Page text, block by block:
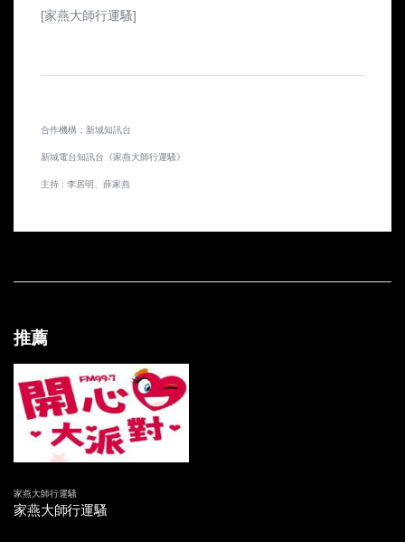
20170610 以後唔會再俾人蝦嘅tips
20170527 唔要俾人蝦!
20170520 再三廚房廁所大吉祥
20170513 家居廁所及廚房行運大吉祥
20170422 恭喜老爺 賀喜夫人 新人結婚須知
20170415 究竟係巧合？定係命中注定？
20170408 改名有運行？ 點解有啲人改極個名都係冇運行呢？
20170325 家燕姐繼續同你講鬼故
[家燕大師行運騷]
合作機構：新城知訊台
新城電台知訊台《家燕大師行運騷》
主持 : 李居明、薛家燕
推薦
家燕大師行運騷
家燕大師行運騷